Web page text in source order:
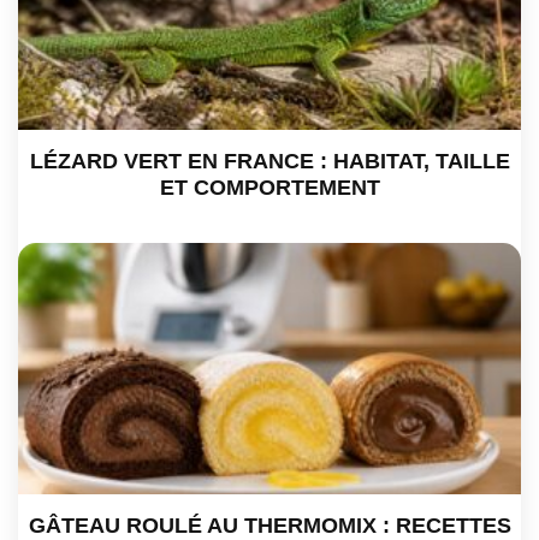
LÉZARD VERT EN FRANCE : HABITAT, TAILLE
ET COMPORTEMENT
GÂTEAU ROULÉ AU THERMOMIX : RECETTES